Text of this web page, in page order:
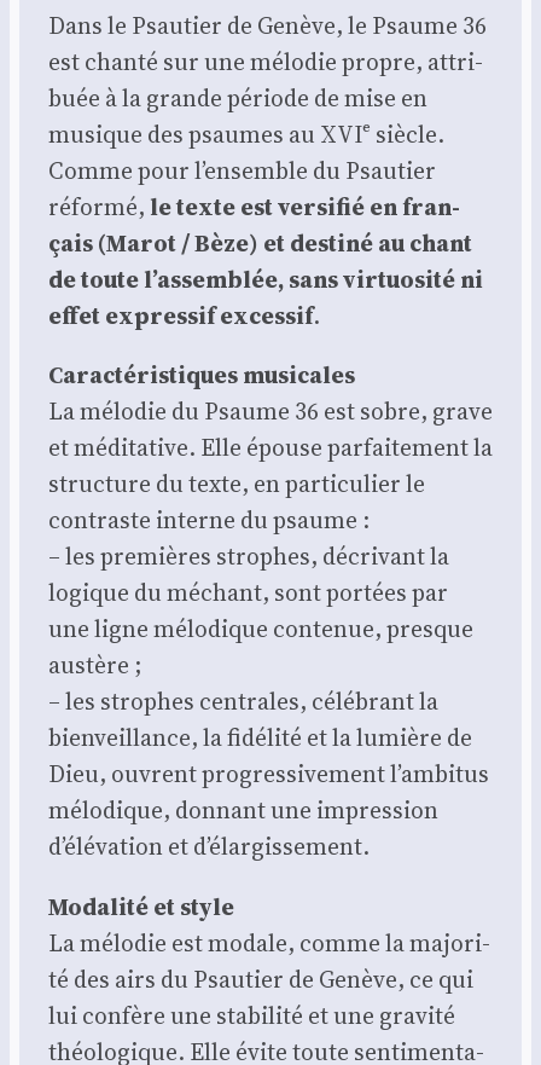
Dans le Psau­tier de Genève, le Psaume 36
est chan­té sur une mélo­die propre, attri­
buée à la grande période de mise en
musique des psaumes au XVIᵉ siècle.
Comme pour l’ensemble du Psau­tier
réfor­mé, le texte est ver­si­fié en fran­
çais (Marot / Bèze) et des­ti­né au chant
de toute l’assemblée, sans vir­tuo­si­té ni
effet expres­sif exces­sif.
Carac­té­ris­tiques musi­cales
La mélo­die du Psaume 36 est sobre, grave
et médi­ta­tive. Elle épouse par­fai­te­ment la
struc­ture du texte, en par­ti­cu­lier le
contraste interne du psaume :
– les pre­mières strophes, décri­vant la
logique du méchant, sont por­tées par
une ligne mélo­dique conte­nue, presque
aus­tère ;
– les strophes cen­trales, célé­brant la
bien­veillance, la fidé­li­té et la lumière de
Dieu, ouvrent pro­gres­si­ve­ment l’ambitus
mélo­dique, don­nant une impres­sion
d’élévation et d’élargissement.
Moda­li­té et style
La mélo­die est modale, comme la majo­ri­
té des airs du Psau­tier de Genève, ce qui
lui confère une sta­bi­li­té et une gra­vi­té
théo­lo­gique. Elle évite toute sen­ti­men­ta­